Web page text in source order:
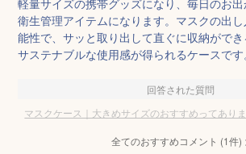
軽量サイズの携帯グッズになり、毎日のお
衛生管理アイテムになります。マスクの出
能性で、サッと取り出して直ぐに収納ができ
サステナブルな使用感が得られるケースです
回答された質問
マスクケース｜大きめサイズのおすすめってあり
全てのおすすめコメント (1件)